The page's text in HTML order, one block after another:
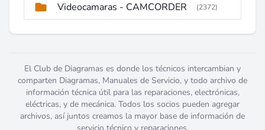
Videocamaras - CAMCORDER (2372)
El Club de Diagramas es donde los técnicos intercambian y
comparten Diagramas, Manuales de Servicio, y todo archivo de
información técnica útil para las reparaciones, electrónicas,
eléctricas, y de mecánica. Todos los socios pueden agregar
archivos, así juntos creamos la mayor base de información de